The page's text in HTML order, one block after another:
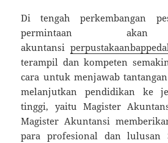
Di tengah perkembangan
permintaan akan
akuntansi
terampil dan kompeten
cara untuk menjawab
melanjutkan pendidikan ke
tinggi, yaitu Magister
Magister Akuntansi
para profesional dan lulusan